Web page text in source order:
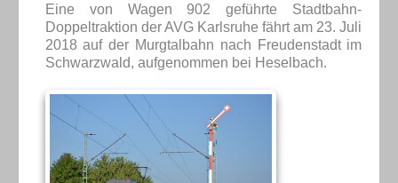
Eine von Wagen 902 geführte Stadtbahn-
Doppeltraktion der AVG Karlsruhe fährt am 23. Juli
2018 auf der Murgtalbahn nach Freudenstadt im
Schwarzwald, aufgenommen bei Heselbach.